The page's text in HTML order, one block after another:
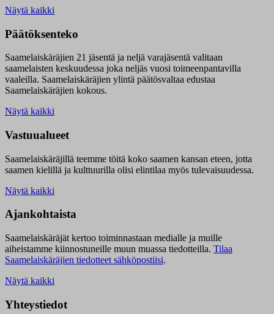
Näytä kaikki
Päätöksenteko
Saamelaiskäräjien 21 jäsentä ja neljä varajäsentä valitaan
saamelaisten keskuudessa joka neljäs vuosi toimeenpantavilla
vaaleilla. Saamelaiskäräjien ylintä päätösvaltaa edustaa
Saamelaiskäräjien kokous.
Näytä kaikki
Vastuualueet
Saamelaiskäräjillä teemme töitä koko saamen kansan eteen, jotta
saamen kielillä ja kulttuurilla olisi elintilaa myös tulevaisuudessa.
Näytä kaikki
Ajankohtaista
Saamelaiskäräjät kertoo toiminnastaan medialle ja muille
aiheistamme kiinnostuneille muun muassa tiedotteilla. Tilaa
Saamelaiskäräjien tiedotteet sähköpostiisi.
Näytä kaikki
Yhteystiedot